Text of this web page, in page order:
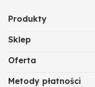
Produkty
Sklep
Oferta
Metody płatności